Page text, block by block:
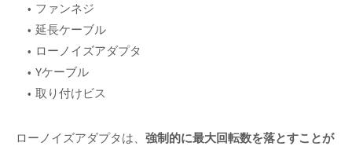
ファンネジ
延長ケーブル
ローノイズアダプタ
Yケーブル
取り付けビス
ローノイズアダプタは、 強制的に最大回転数を落とすことが